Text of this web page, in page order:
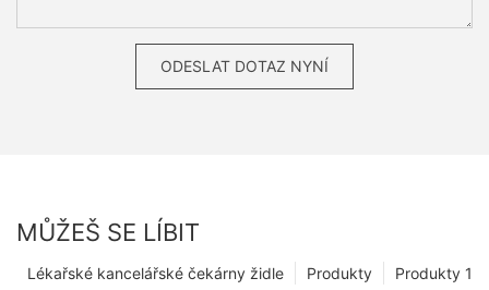
ODESLAT DOTAZ NYNÍ
MŮŽEŠ SE LÍBIT
Produkty 1
Produkty
Lékařské kancelářské čekárny židle